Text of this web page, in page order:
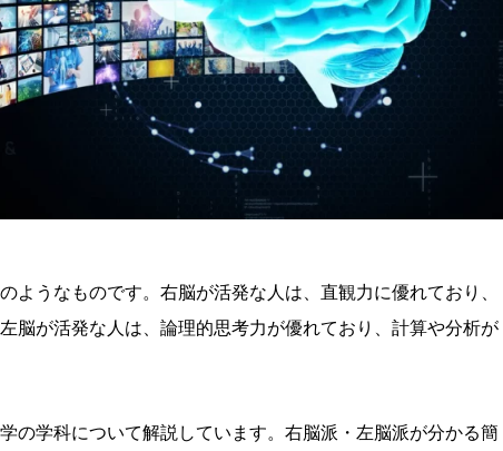
ようなものです。右脳が活発な人は、直観力に優れており、
脳が活発な人は、論理的思考力が優れており、計算や分析が
の学科について解説しています。右脳派・左脳派が分かる簡